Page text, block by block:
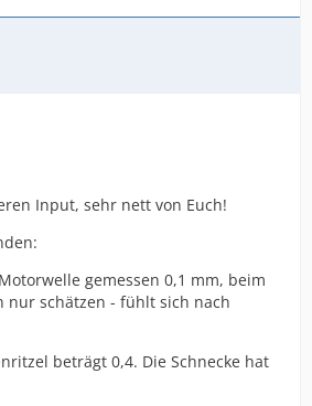
Input, sehr nett von Euch!
gemessen 0,1 mm, beim
nur schätzen - fühlt sich nach
beträgt 0,4. Die Schnecke hat